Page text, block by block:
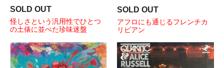
SOLD OUT
怪しさという汎用性でひとつ
の土俵に並べた珍味迷盤
SOLD OUT
アフロにも通じるフレンチカ
リビアン